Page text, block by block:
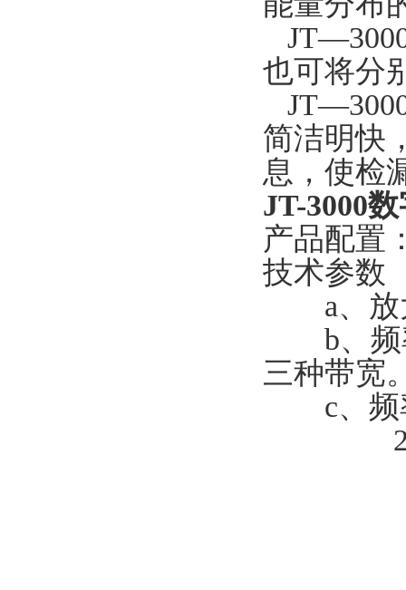
也可将分
简洁明快
息，使检
JT-3000
产品配置
技术参数
a、放
b、频率
三种带宽
c、频率
2：